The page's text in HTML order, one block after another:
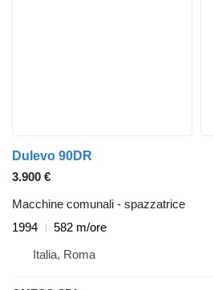
Dulevo 90DR
3.900 €
Macchine comunali - spazzatrice
1994
582 m/ore
Italia, Roma